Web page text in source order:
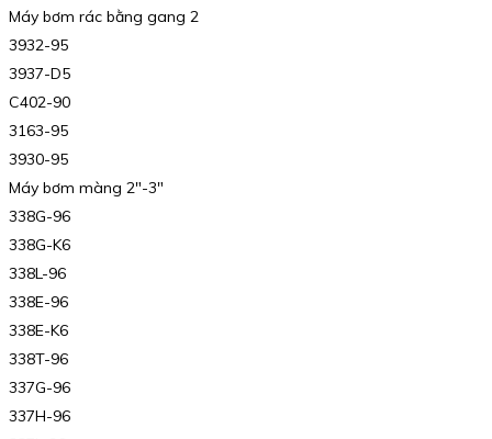
Máy bơm rác bằng gang 2
3932-95
3937-D5
C402-90
3163-95
3930-95
Máy bơm màng 2″-3″
338G-96
338G-K6
338L-96
338E-96
338E-K6
338T-96
337G-96
337H-96